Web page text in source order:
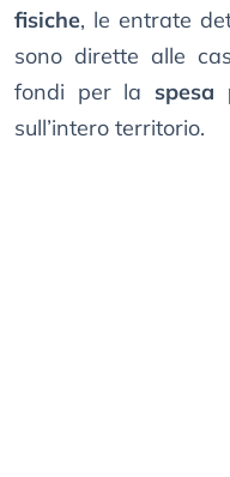
fisiche, le entrate
sono dirette alle
fondi per la spesa
sull’intero territorio.